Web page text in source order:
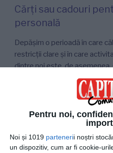
Pentru noi,
Noi și 1019 partenerii noștri
un dispozitiv, cum ar fi cookie-
Cărți sau cadouri
personală
Depășim o perioadă în care
restricții clare și în care
dintre noi este, de asemenea,
contextul în care petrecem
oportunitatea de a face
dezvoltării personale. Prin
unui cadou potrivit pentru
Dragobetelui, alege să-i oferi
plăcere. Ca alternativă sau,
acestui cadou îi poți dărui și